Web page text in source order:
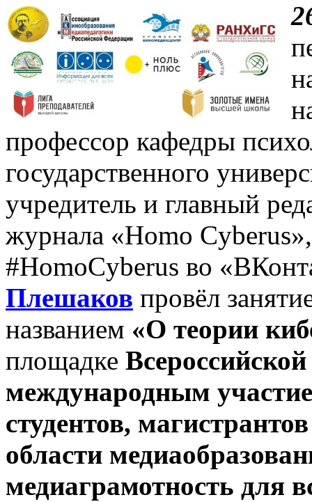
профессор кафедры
государственного
учредитель и главный
журнала «Homo
#HomoCyberus во
Плешаков провёл
названием «О теории
площадке
международным
студентов,
области
медиаграмотность для